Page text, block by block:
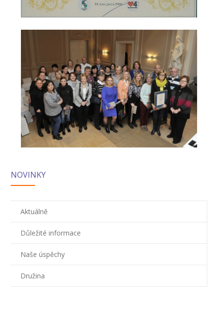
-- Cizí strávníci
-- Provozní řád školní jídelny
-- Fotogalerie
Pro rodiče
-- Zájmová činnost – nabízené kroužky
-- Školská rada
-- Spolek rodičů
-- Důležité informace
-- Informace pro cizince
Novinky
NOVINKY
Aktuálně
Důležité informace
Naše úspěchy
Družina